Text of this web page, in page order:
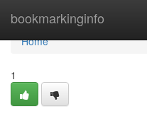
bookmarkinginfo
Home
Home
1